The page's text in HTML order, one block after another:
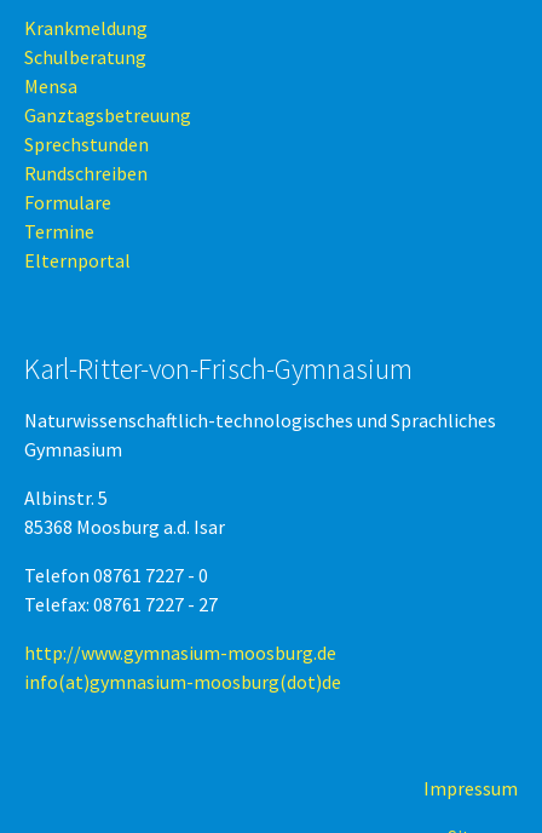
Krankmeldung
Schulberatung
Mensa
Ganztagsbetreuung
Sprechstunden
Rundschreiben
Formulare
Termine
Elternportal
Karl-Ritter-von-Frisch-Gymnasium
Naturwissenschaftlich-technologisches und Sprachliches
Gymnasium
Albinstr. 5
85368 Moosburg a.d. Isar
Telefon 08761 7227 - 0
Telefax: 08761 7227 - 27
http://www.gymnasium-moosburg.de
info(at)gymnasium-moosburg(dot)de
Impressum